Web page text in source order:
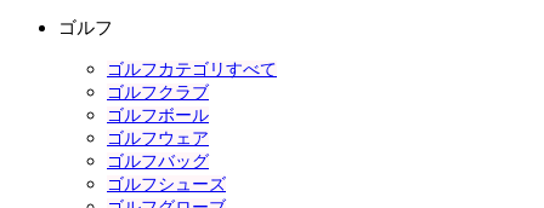
ゴルフ
ゴルフカテゴリすべて
ゴルフクラブ
ゴルフボール
ゴルフウェア
ゴルフバッグ
ゴルフシューズ